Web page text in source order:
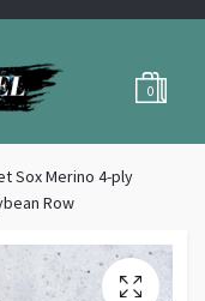
0
Sox Merino 4-ply
Row